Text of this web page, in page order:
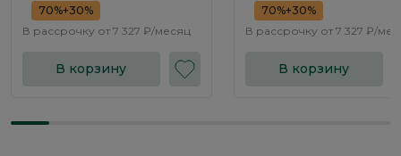
70%+30%
В рассрочку от 7 327 ₽/месяц
В корзину
70%+30%
В рассрочку от 7 327 ₽/
В корзину